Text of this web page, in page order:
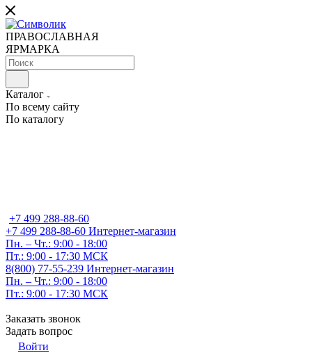
ПРАВОСЛАВНАЯ
ЯРМАРКА
Каталог
По всему сайту
По каталогу
+7 499 288-88-60
+7 499 288-88-60 Интернет-магазин
Пн. – Чт.: 9:00 - 18:00
Пт.: 9:00 - 17:30 МСК
8(800) 77-55-239 Интернет-магазин
Пн. – Чт.: 9:00 - 18:00
Пт.: 9:00 - 17:30 МСК
Заказать звонок
Задать вопрос
Войти